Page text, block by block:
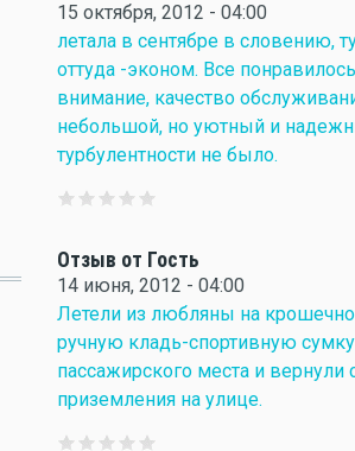
15 октября, 2012 - 04:00
летала в сентябре в словению,
оттуда -эконом. Все
внимание, качество
небольшой, но уютный и
турбулентности не было.
Отзыв от Гость
14 июня, 2012 - 04:00
Летели из любляны на
ручную кладь-спортивную
пассажирского места и вернули
приземления на улице.